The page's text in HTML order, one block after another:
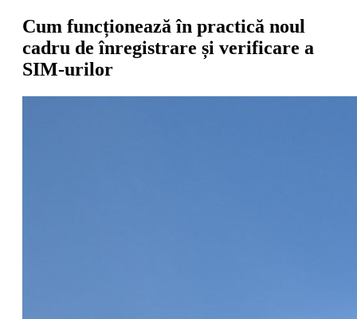
Cum funcționează în practică noul
cadru de înregistrare și verificare a
SIM-urilor